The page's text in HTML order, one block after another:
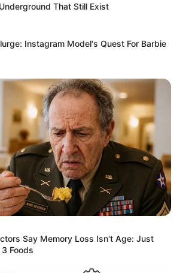
That Still Exist
Instagram Model's Quest For Barbie
Say Memory Loss Isn't Age: Just
Foods